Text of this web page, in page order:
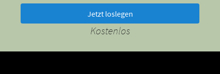
Jetzt loslegen
Kostenlos